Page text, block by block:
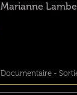
Marianne
Documentaire -